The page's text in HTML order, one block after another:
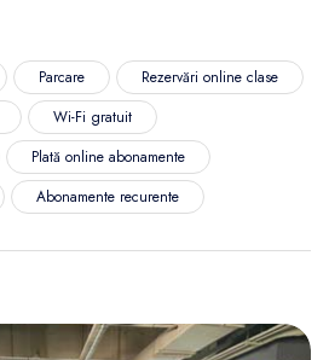
Parcare
Rezervări online clase
Wi-Fi gratuit
Plată online abonamente
Abonamente recurente